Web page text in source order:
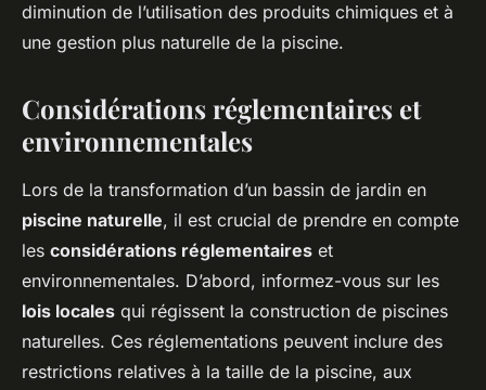
diminution de l’utilisation des produits chimiques et à
une gestion plus naturelle de la piscine.
Considérations réglementaires et
environnementales
Lors de la transformation d’un bassin de jardin en
piscine naturelle, il est crucial de prendre en compte
les considérations réglementaires et
environnementales. D’abord, informez-vous sur les
lois locales qui régissent la construction de piscines
naturelles. Ces réglementations peuvent inclure des
restrictions relatives à la taille de la piscine, aux